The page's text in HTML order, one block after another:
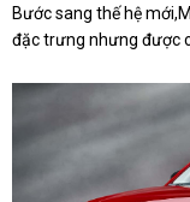
Bước sang thế hệ
đặc trưng nhưng được